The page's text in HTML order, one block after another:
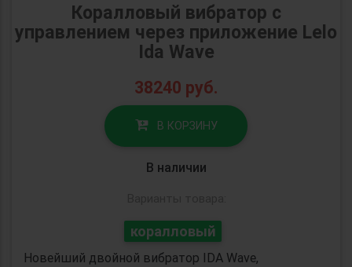
Коралловый вибратор с
управлением через приложение Lelo
Ida Wave
38240 руб.
В КОРЗИНУ
В наличии
коралловый
Новейший двойной вибратор IDA Wave,